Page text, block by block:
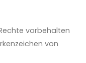
vorbehalten
von